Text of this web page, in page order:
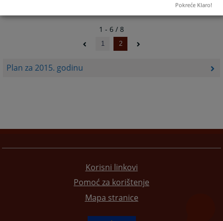
Plan za 2015. godinu
1 - 6 / 8
1 2
Korisni linkovi
Pomoć za korištenje
Mapa stranice
Pokreće Klaro!